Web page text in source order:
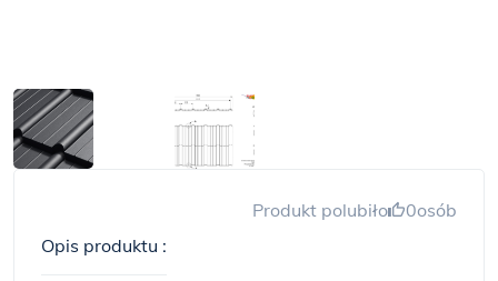
Produkt polubiło 0osób
Opis produktu :